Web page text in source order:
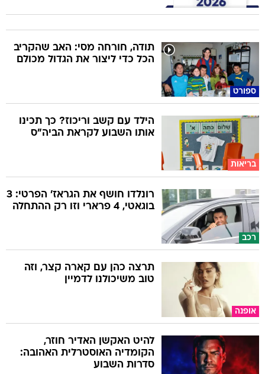
ספורט
תודה, חורחה מסי: האב שהקריב
הכל כדי ליצור את הגדול מכולם
בריאות
הילד עם קשב וריכוז? כך תכינו
אותו השבוע לקראת הביה"ס
רכב
רונלדו חושף את הגראז' הפרטי: 3
בוגאטי, 4 פרארי וזו רק ההתחלה
אופנה
תרצה כהן עם קארה קצר, וזה
טוב משיכולנו לדמיין
להיט האקשן האדיר חוזר,
הקומדיה האוסטרלית האהובה:
סדרות השבוע